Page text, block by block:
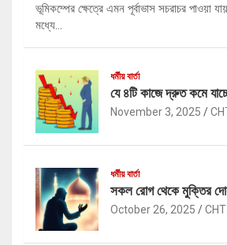
ভূমিকম্পের ক্ষেত্রে এমন পূর্বাভাস সচরাচর পাওয়া
মধ্যে…
ধর্মীয় বার্তা
যে ৪টি কাজে দ্রুত কমে
November 3, 2025
ধর্মীয় বার্তা
সকল রোগ থেকে মুক্তির
October 26, 2025